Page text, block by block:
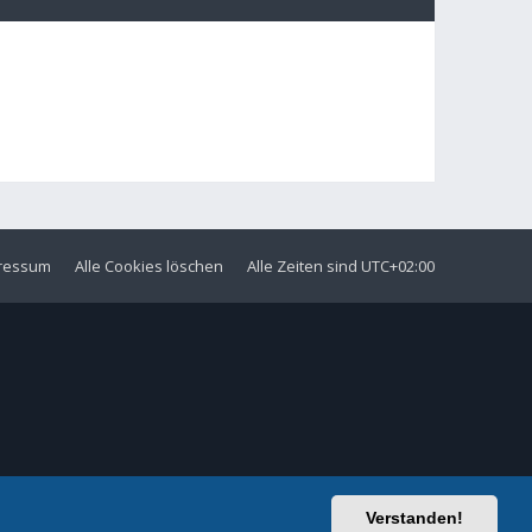
Verstanden!
Alle Zeiten sind UTC+02:00
Alle Cookies löschen